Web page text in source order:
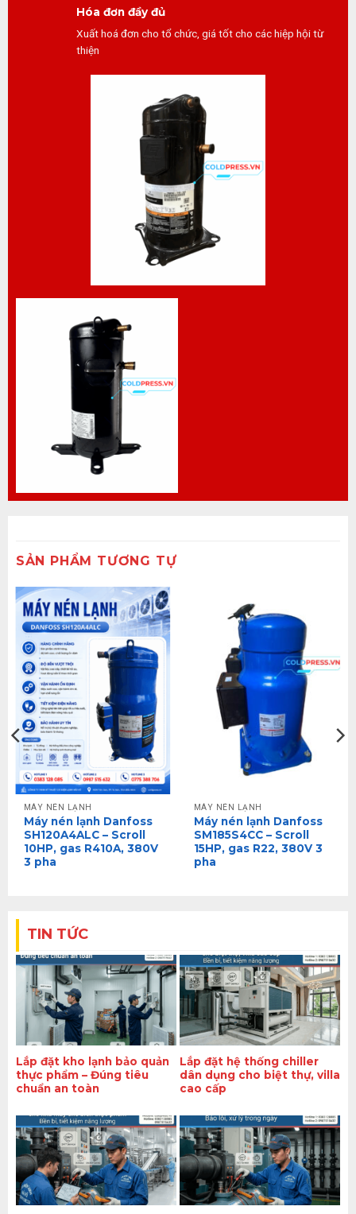
Hóa đơn đầy đủ
Xuất hoá đơn cho tổ chức, giá tốt cho các hiệp hội từ
thiện
SẢN PHẨM TƯƠNG TỰ
MÁY NÉN LẠNH
Máy nén lạnh Danfoss
SH120A4ALC – Scroll
10HP, gas R410A, 380V
3 pha
MÁY NÉN LẠNH
Máy nén lạnh Danfoss
SM185S4CC – Scroll
15HP, gas R22, 380V 3
pha
TIN TỨC
Lắp đặt kho lạnh bảo quản
thực phẩm – Đúng tiêu
chuẩn an toàn
Lắp đặt hệ thống chiller
dân dụng cho biệt thự, villa
cao cấp